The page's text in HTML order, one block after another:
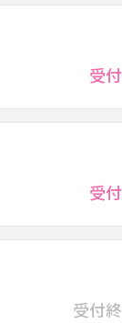
受
受
受付